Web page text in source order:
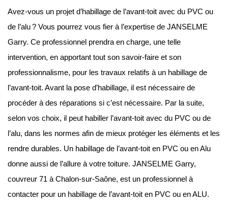
Avez-vous un projet d’habillage de l’avant-toit avec du PVC ou
de l’alu ? Vous pourrez vous fier à l’expertise de JANSELME
Garry. Ce professionnel prendra en charge, une telle
intervention, en apportant tout son savoir-faire et son
professionnalisme, pour les travaux relatifs à un habillage de
l’avant-toit. Avant la pose d’habillage, il est nécessaire de
procéder à des réparations si c’est nécessaire. Par la suite,
selon vos choix, il peut habiller l’avant-toit avec du PVC ou de
l’alu, dans les normes afin de mieux protéger les éléments et les
rendre durables. Un habillage de l’avant-toit en PVC ou en Alu
donne aussi de l’allure à votre toiture. JANSELME Garry,
couvreur 71 à Chalon-sur-Saône, est un professionnel à
contacter pour un habillage de l’avant-toit en PVC ou en ALU.